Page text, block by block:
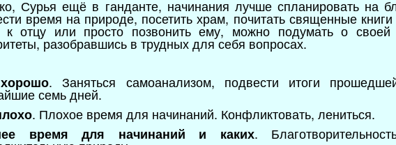
Сурья ещё в ганданте, начинания лучше спланировать на
время на природе, посетить храм, почитать священные
к отцу или просто позвонить ему, можно подумать о
разобравшись в трудных для себя вопросах.
. Заняться самоанализом, подвести итоги
семь дней.
. Плохое время для начинаний. Конфликтовать, лениться.
время для начинаний и каких.